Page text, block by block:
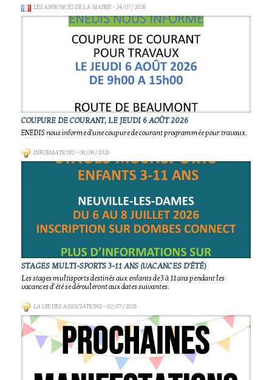
LES ANNONCES DE LA MAIRIE- 24/07/2026
COUPURE DE COURANT, LE JEUDI 6 AOÛT 2026
ENEDIS nous informe d'une coupure de courant programmée pour travaux.
INFORMATIONS- 06/06/2026
STAGES MULTI-SPORTS 3-11 ANS (VACANCES D'ÉTÉ)
Les stages multisports destinés aux enfants de 3 à 11 ans pendant les
vacances d’été se dérouleront aux dates suivantes.
LA VIE DES ASSOCIATIONS- 02/07/2026